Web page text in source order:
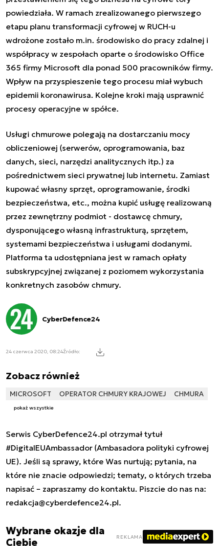
powiedziała. W ramach zrealizowanego pierwszego
etapu planu transformacji cyfrowej w RUCH-u
wdrożone zostało m.in. środowisko do pracy zdalnej i
współpracy w zespołach oparte o środowisko Office
365 firmy Microsoft dla ponad 500 pracowników firmy.
Wpływ na przyspieszenie tego procesu miał wybuch
epidemii koronawirusa. Kolejne kroki mają usprawnić
procesy operacyjne w spółce.
Usługi chmurowe polegają na dostarczaniu mocy
obliczeniowej (serwerów, oprogramowania, baz
danych, sieci, narzędzi analitycznych itp.) za
pośrednictwem sieci prywatnej lub internetu. Zamiast
kupować własny sprzęt, oprogramowanie, środki
bezpieczeństwa, etc., można kupić usługę realizowaną
przez zewnętrzny podmiot - dostawcę chmury,
dysponującego własną infrastrukturą, sprzętem,
systemami bezpieczeństwa i usługami dodanymi.
Platforma ta udostępniana jest w ramach opłaty
subskrypcyjnej związanej z poziomem wykorzystania
konkretnych zasobów chmury.
CyberDefence24
24 czerwca 2020, 08:24Źródło:
Zobacz również
MICROSOFT OPERATOR CHMURY KRAJOWEJ CHMURA
pokaż wszystkie
Serwis CyberDefence24.pl otrzymał tytuł
#DigitalEUAmbassador (Ambasadora polityki cyfrowej
UE). Jeśli są sprawy, które Was nurtują; pytania, na
które nie znacie odpowiedzi; tematy, o których trzeba
napisać – zapraszamy do kontaktu. Piszcie do nas na:
redakcja@cyberdefence24.pl.
Wybrane okazje dla
Ciebie
REKLAMA